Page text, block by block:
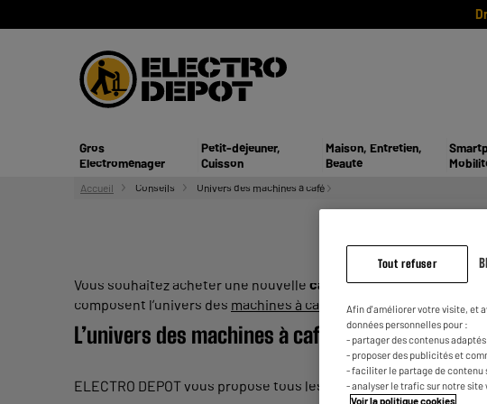
Gros
Electroménager
Petit-déjeuner,
Cuisson
Maison, Entretien,
Beauté
Accueil Conseils Univers des machines à café
Vous souhaitez acheter une nouvelle cafetière? Du café ou des
composent l’univers des machines à café . Produits en conseils,
L’univers des machines à café : les cafetières
ELECTRO DEPOT vous propose tous les types de machines à
Tout refuser
Afin d'améliorer votre visite, et
données personnelles pour :
- partager des contenus
- proposer des publicités et
- faciliter le partage de contenu
- analyser le trafic sur notre site
Voir la politique cookies